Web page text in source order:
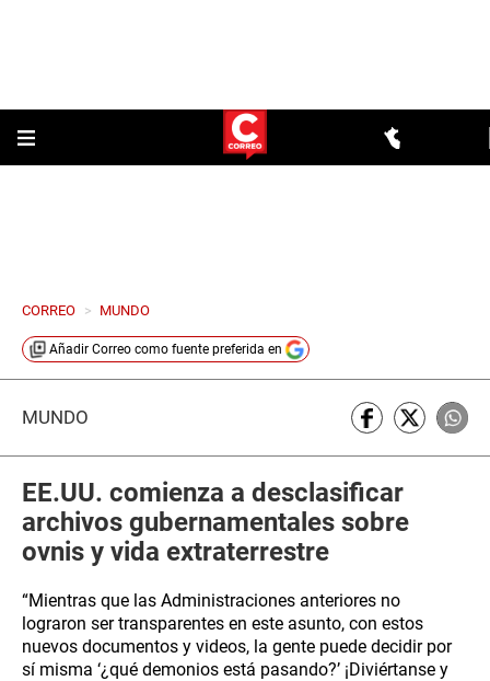
CORREO > MUNDO
Añadir Correo como fuente preferida en
MUNDO
EE.UU. comienza a desclasificar
archivos gubernamentales sobre
ovnis y vida extraterrestre
“Mientras que las Administraciones anteriores no
lograron ser transparentes en este asunto, con estos
nuevos documentos y videos, la gente puede decidir por
sí misma ‘¿qué demonios está pasando?’ ¡Diviértanse y